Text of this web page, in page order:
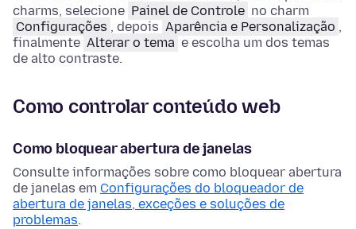
charms, selecione Painel de Controle no charm
Configurações , depois Aparência e Personalização ,
finalmente Alterar o tema e escolha um dos temas
de alto contraste.
Como controlar conteúdo web
Como bloquear abertura de janelas
Consulte informações sobre como bloquear abertura
de janelas em Configurações do bloqueador de
abertura de janelas, exceções e soluções de
problemas.